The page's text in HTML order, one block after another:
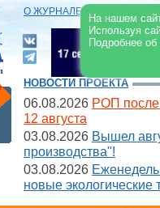
На нашем
Используя
Подробнее
О ЖУРНАЛЕ |
НОВОСТИ ПРОЕКТА
06.08.2026 РОП после
12 августа
03.08.2026 Вышел
производства"!
03.08.2026
новые экологические